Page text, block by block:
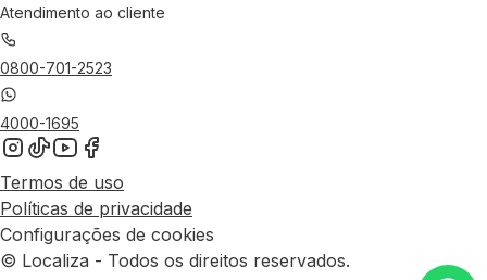
Atendimento ao cliente
0800-701-2523
4000-1695
Termos de uso
Políticas de privacidade
Configurações de cookies
© Localiza - Todos os direitos reservados.